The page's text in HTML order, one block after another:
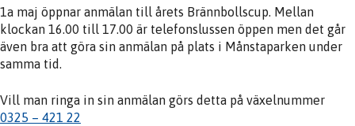
1a maj öppnar anmälan till årets Brännbollscup. Mellan
klockan 16.00 till 17.00 är telefonslussen öppen men det går
även bra att göra sin anmälan på plats i Månstaparken under
samma tid.
Vill man ringa in sin anmälan görs detta på växelnummer
0325 – 421 22